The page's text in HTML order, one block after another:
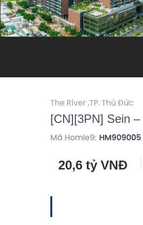
The River ,TP. Thủ Đức
[CN][3PN] Sein
Mã Homie9: HM909005
20,6 tỷ VNĐ